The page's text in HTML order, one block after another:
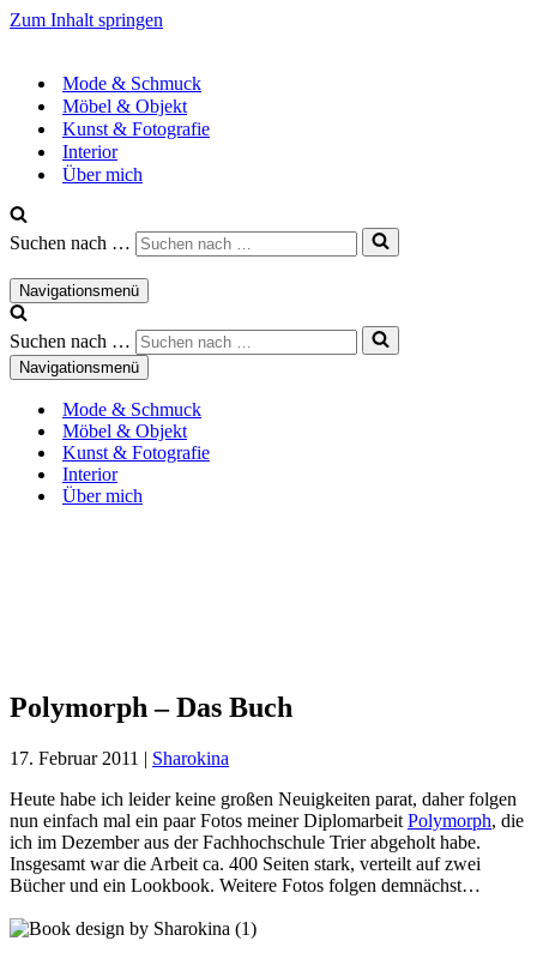
Zum Inhalt springen
Mode & Schmuck
Möbel & Objekt
Kunst & Fotografie
Interior
Über mich
Suchen nach …
Navigationsmenü
Suchen nach …
Navigationsmenü
Mode & Schmuck
Möbel & Objekt
Kunst & Fotografie
Interior
Über mich
Polymorph – Das Buch
17. Februar 2011 | Sharokina
Heute habe ich leider keine großen Neuigkeiten parat, daher folgen
nun einfach mal ein paar Fotos meiner Diplomarbeit Polymorph, die
ich im Dezember aus der Fachhochschule Trier abgeholt habe.
Insgesamt war die Arbeit ca. 400 Seiten stark, verteilt auf zwei
Bücher und ein Lookbook. Weitere Fotos folgen demnächst…